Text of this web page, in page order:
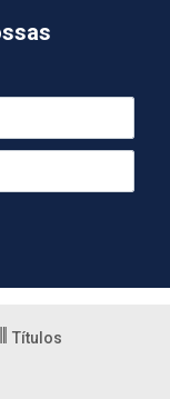
Títulos